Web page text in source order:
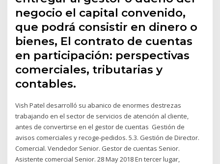
negocio el capital convenido,
que podrá consistir en dinero o
bienes, El contrato de cuentas
en participación: perspectivas
comerciales, tributarias y
contables.
Vish Patel desarrolló su abanico de enormes destrezas
trabajando en el sector de servicios de atención al cliente,
antes de convertirse en el gestor de cuentas Gestión de
avisos comerciales y recoge-pedidos. 5.3. Gestión de Director.
Comercial. Vendedor Senior. Gestor de cuentas Senior.
Asistente comercial Senior. 28 May 2018 En tercer lugar,